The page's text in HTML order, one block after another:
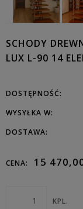
SCHODY
LUX L-90 14
DOSTĘPNOŚĆ:
WYSYŁKA W:
DOSTAWA:
CENA:
15
KPL.